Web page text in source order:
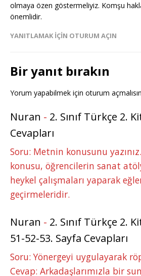
olmaya özen göstermeliyiz. Komşu
önemlidir.
YANITLAMAK IÇIN OTURUM AÇIN
Bir yanıt bırakın
Yorum yapabilmek için oturum
Nuran - 2. Sınıf Türkçe 2.
Cevapları
Soru: Metnin konusunu
konusu, öğrencilerin sanat
heykel çalışmaları yaparak
geçirmeleridir.
Nuran - 2. Sınıf Türkçe 2.
51-52-53. Sayfa Cevapları
Soru: Yönergeyi uygulayarak
Cevap: Arkadaşlarımızla bir